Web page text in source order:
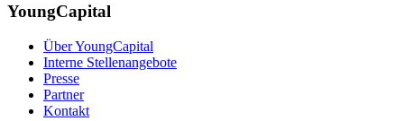
YoungCapital
Über YoungCapital
Interne Stellenangebote
Presse
Partner
Kontakt